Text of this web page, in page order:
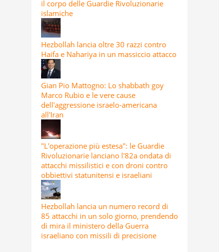
il corpo delle Guardie Rivoluzionarie
islamiche
Hezbollah lancia oltre 30 razzi contro
Haifa e Nahariya in un massiccio attacco
Gian Pio Mattogno: Lo shabbath goy
Marco Rubio e le vere cause
dell'aggressione israelo-americana
all'Iran
"L'operazione più estesa": le Guardie
Rivoluzionarie lanciano l'82a ondata di
attacchi missilistici e con droni contro
obbiettivi statunitensi e israeliani
Hezbollah lancia un numero record di
85 attacchi in un solo giorno, prendendo
di mira il ministero della Guerra
israeliano con missili di precisione